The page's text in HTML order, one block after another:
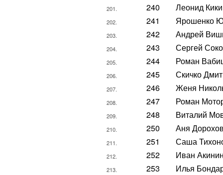
201. 240 Леонид
202. 241 Ярошенко
203. 242 Андрей
204. 243 Сергей
205. 244 Роман
206. 245 Скичко
207. 246 Женя
208. 247 Роман
209. 248 Виталий
210. 250 Аня
211. 251 Саша
212. 252 Иван
213. 253 Илья